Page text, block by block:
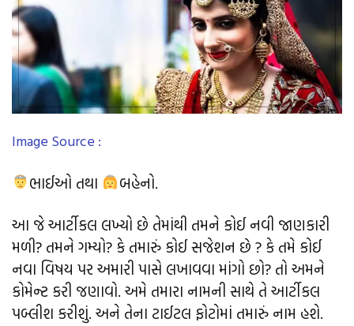
Image Source :
ભાઈઓ તથા
બહેનો.
આ જે આર્ટીકલ લખ્યો છે તેમાંથી તમને કોઈ નવી જાણકારી
મળી? તમને ગમ્યો? કે તમારું કોઈ સજેશન છે ? કે તમે કોઈ
નવા વિષય પર અમારી પાસે લખાવવા માંગો છો? તો અમને
કોમેન્ટ કરી જણાવો. અમે તમારા નામની સાથે તે આર્ટીકલ
પબ્લીશ કરીશું. અને તેના ટાઈટલ ફોટોમાં તમારું નામ હશે.